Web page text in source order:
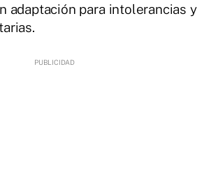
adaptación para intolerancias y